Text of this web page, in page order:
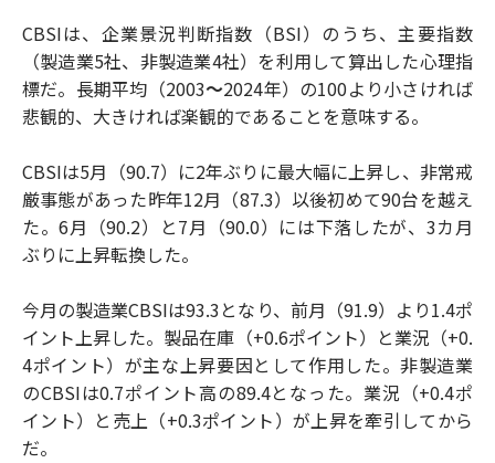
CBSIは、企業景況判断指数（BSI）のうち、主要指数
（製造業5社、非製造業4社）を利用して算出した心理指
標だ。長期平均（2003～2024年）の100より小さければ
悲観的、大きければ楽観的であることを意味する。
CBSIは5月（90.7）に2年ぶりに最大幅に上昇し、非常戒
厳事態があった昨年12月（87.3）以後初めて90台を越え
た。6月（90.2）と7月（90.0）には下落したが、3カ月
ぶりに上昇転換した。
今月の製造業CBSIは93.3となり、前月（91.9）より1.4ポ
イント上昇した。製品在庫（+0.6ポイント）と業況（+0.
4ポイント）が主な上昇要因として作用した。非製造業
のCBSIは0.7ポイント高の89.4となった。業況（+0.4ポ
イント）と売上（+0.3ポイント）が上昇を牽引してから
だ。